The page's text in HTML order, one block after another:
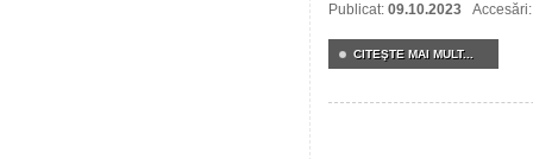
Publicat: 09.10.2023
CITEŞTE MAI MULT...